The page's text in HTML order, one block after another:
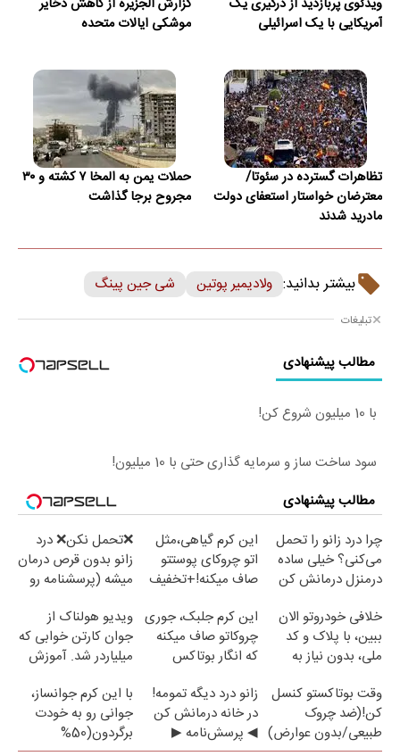
ویدئوی پربازدید از درگیری یک
آمریکایی با یک اسرائیلی
گزارش الجزیره از کاهش ذخایر
موشکی ایالات متحده
تظاهرات گسترده در سئوتا/
معترضان خواستار استعفای دولت
مادرید شدند
حملات یمن به المخا ۷ کشته و ۳۰
مجروح برجا گذاشت
بیشتر بدانید: ولادیمیر پوتین شی جین پینگ
تبلیغات
مطالب پیشنهادی
با 10 میلیون شروع کن!
سود ساخت ساز و سرمایه گذاری حتی با 10 میلیون!
مطالب پیشنهادی
چرا درد زانو را تحمل
می‌کنی؟ خیلی ساده
درمنزل درمانش کن
این کرم گیاهی،مثل
اتو چروکای پوستتو
صاف میکنه!+تخفیف
❌تحمل نکن❌ درد
زانو بدون قرص درمان
میشه (پرسشنامه رو
خلافی خودروتو الان
ببین، با پلاک و کد
ملی، بدون نیاز به
این کرم جلبک، جوری
چروکاتو صاف میکنه
که انگار بوتاکس
ویدیو هولناک از
جوان کارتن خوابی که
میلیاردر شد. آموزش
وقت بوتاکستو کنسل
کن!(ضد چروک
طبیعی/بدون عوارض)
زانو درد دیگه تمومه!
در خانه درمانش کن
◀ پرسش‌نامه ▶
با این کرم جوانساز،
جوانی رو به خودت
برگردون(50%